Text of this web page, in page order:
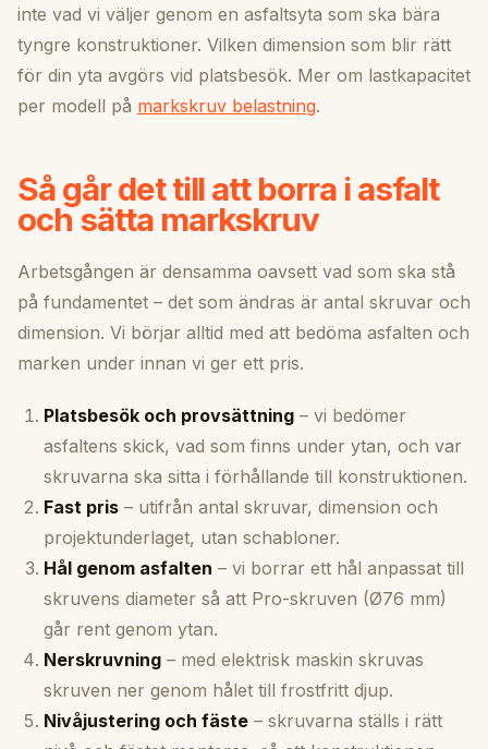
inte vad vi väljer genom en asfaltsyta som ska bära
tyngre konstruktioner. Vilken dimension som blir rätt
för din yta avgörs vid platsbesök. Mer om lastkapacitet
per modell på markskruv belastning.
Så går det till att borra i asfalt
och sätta markskruv
Arbetsgången är densamma oavsett vad som ska stå
på fundamentet – det som ändras är antal skruvar och
dimension. Vi börjar alltid med att bedöma asfalten och
marken under innan vi ger ett pris.
Platsbesök och provsättning – vi bedömer
asfaltens skick, vad som finns under ytan, och var
skruvarna ska sitta i förhållande till konstruktionen.
Fast pris – utifrån antal skruvar, dimension och
projektunderlaget, utan schabloner.
Hål genom asfalten – vi borrar ett hål anpassat till
skruvens diameter så att Pro-skruven (Ø76 mm)
går rent genom ytan.
Nerskruvning – med elektrisk maskin skruvas
skruven ner genom hålet till frostfritt djup.
Nivåjustering och fäste – skruvarna ställs i rätt